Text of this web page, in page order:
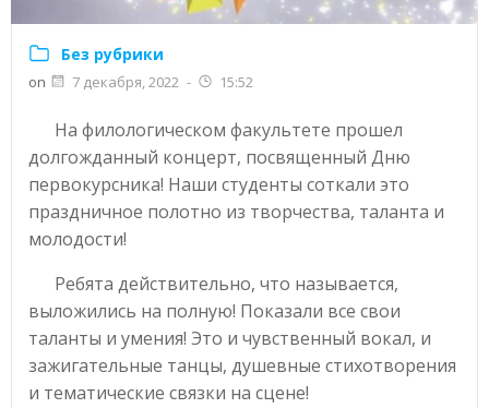
Без рубрики
on 7 декабря, 2022 - 15:52
На филологическом факультете прошел
долгожданный концерт, посвященный Дню
первокурсника! Наши студенты соткали это
праздничное полотно из творчества, таланта и
молодости!
Ребята действительно, что называется,
выложились на полную! Показали все свои
таланты и умения! Это и чувственный вокал, и
зажигательные танцы, душевные стихотворения
и тематические связки на сцене!